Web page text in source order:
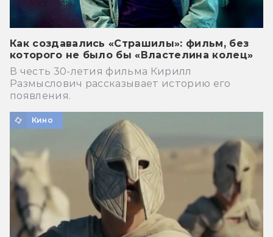
Как создавались «Страшилы»: фильм, без
которого не было бы «Властелина колец»
В честь 30-летия фильма Кирилл
Размыслович рассказывает историю его
появления.
Кино